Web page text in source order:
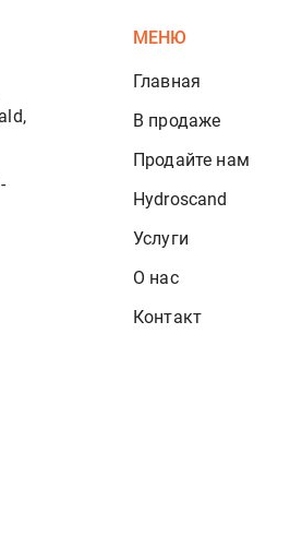
МЕНЮ
Главная
В продаже
Продайте нам
Hydroscand
Услуги
О нас
Контакт